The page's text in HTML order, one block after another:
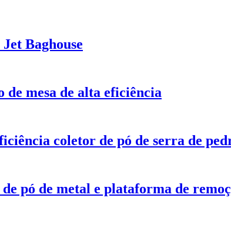
Baghouse
de mesa de alta eficiência
coletor de pó de serra de
pó de metal e plataforma de